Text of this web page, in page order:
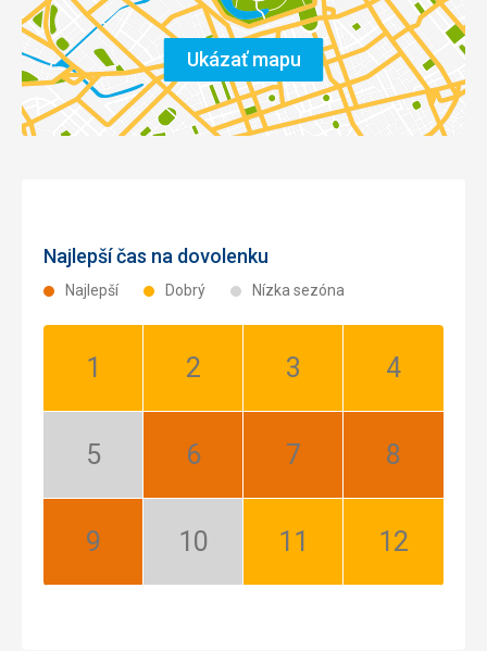
Ukázať mapu
Najlepší čas na dovolenku
Najlepší Dobrý Nízka sezóna
Január:
Február:
Marec:
Apríl:
Máj:
Jún:
Júl:
August:
September:
Október:
November:
December: